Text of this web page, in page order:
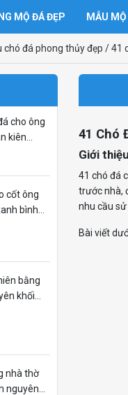
MỘ ĐÁ ĐẸP MẪU
chó đá phong thủy đẹp /41
cho ông
kiên
cốt ông
bình
bằng
khối
nhà thờ
nguyên
41 Chó
Giới
41 chó đá
trước nhà,
nhu cầu
Bài viết